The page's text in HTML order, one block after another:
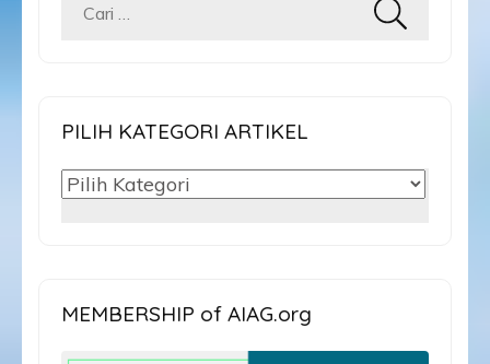
Cari
PILIH KATEGORI ARTIKEL
PILIH
MEMBERSHIP of AIAG.org